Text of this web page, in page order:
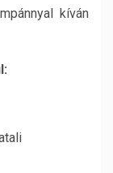
kíván